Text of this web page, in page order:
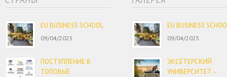
EU BUSINESS SCHOOL
09/04/2025
ПОСТУПЛЕНИЕ В
ТОПОВЫЕ
EU BUSINESS
09/04/2025
ЭКСЕТЕРСКИЙ
УНИВЕРСИТЕТ –